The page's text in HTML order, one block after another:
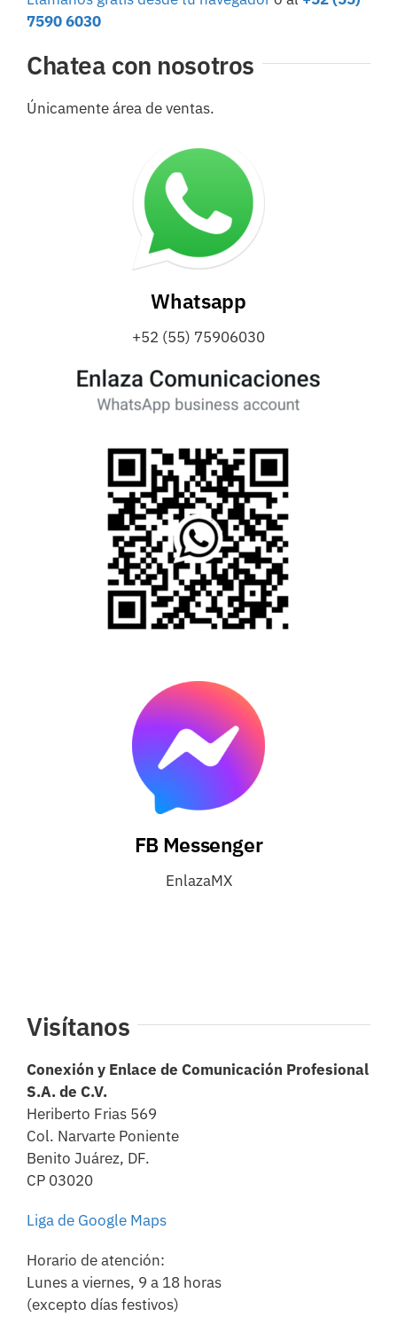
7590 6030
Chatea con nosotros
Únicamente área de ventas.
Whatsapp
+52 (55) 75906030
FB Messenger
EnlazaMX
Visítanos
Conexión y Enlace de Comunicación Profesional
S.A. de C.V.
Heriberto Frias 569
Col. Narvarte Poniente
Benito Juárez, DF.
CP 03020
Liga de Google Maps
Horario de atención:
Lunes a viernes, 9 a 18 horas
(excepto días festivos)